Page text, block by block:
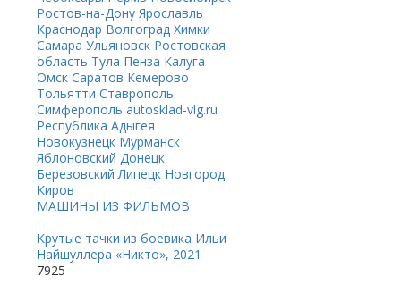
Ростов-на-Дону Ярославль
Краснодар Волгоград Химки
Самара Ульяновск Ростовская
область Тула Пенза Калуга
Омск Саратов Кемерово
Тольятти Ставрополь
Симферополь autosklad-vlg.ru
Республика Адыгея
Новокузнецк Мурманск
Яблоновский Донецк
БерезовскийЛипецк Новгород
Киров
МАШИНЫ ИЗ ФИЛЬМОВ
Крутые тачки из боевика Ильи
Найшуллера «Никто», 2021
7925